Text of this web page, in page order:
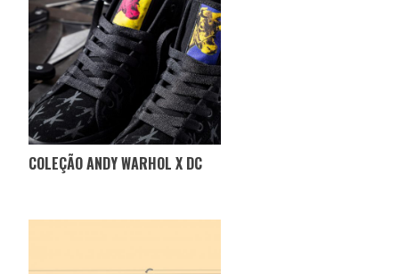
COLEÇÃO ANDY WARHOL X DC